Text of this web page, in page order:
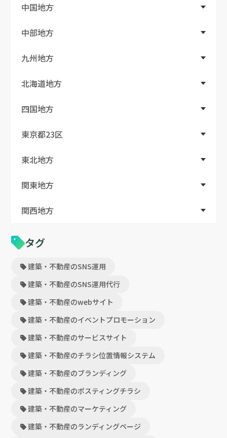
中国地方
中部地方
九州地方
北海道地方
四国地方
東京都23区
東北地方
関東地方
関西地方
タグ
建築・不動産のSNS運用
建築・不動産のSNS運用代行
建築・不動産のwebサイト
建築・不動産のイベントプロモーション
建築・不動産のサービスサイト
建築・不動産のチラシ位置情報システム
建築・不動産のブランディング
建築・不動産のポスティングチラシ
建築・不動産のマーケティング
建築・不動産のランディングページ